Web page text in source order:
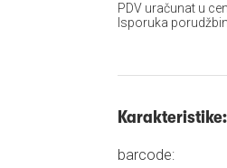
PDV uračunat u
Isporuka
Karakteristike:
barcode: